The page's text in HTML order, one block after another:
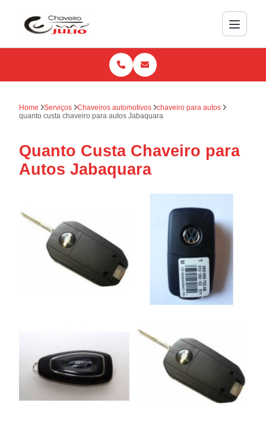
Home Serviços Chaveiros automotivos
chaveiro para autos
quanto custa chaveiro para autos Jabaquara
Quanto Custa Chaveiro para
Autos Jabaquara